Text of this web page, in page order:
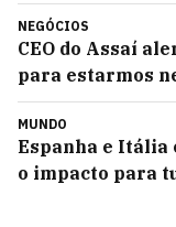
NEGÓCIOS
CEO do Assaí
para estarmos
MUNDO
Espanha e
o impacto para